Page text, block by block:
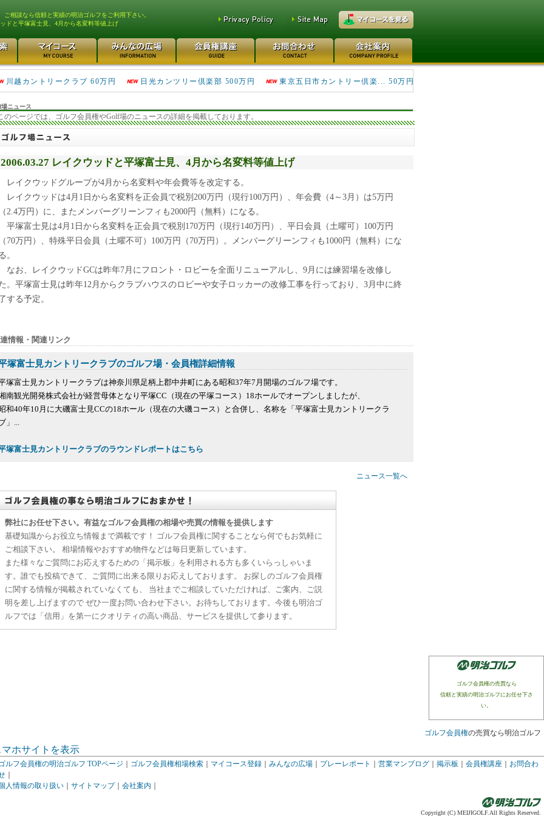
ご相談なら信頼と実績の明治ゴルフをご利用下さい。
ドと平塚富士見、4月から名変料等値上げ
津久井湖ゴルフ倶楽部 80万円 鴻巣カントリークラブ 70万円
キングフィールズゴルフク... 690万円
川越カントリークラブ 60万円
日光カンツリー倶楽部 500万円 東京五日市カントリー倶楽... 50万円
ニュース
のページでは、ゴルフ会員権やGolf場のニュースの詳細を掲載しております。
2006.03.27 レイクウッドと平塚富士見、4月から名変料等値上げ
イクウッドグループが4月から名変料や年会費等を改定する。
イクウッドは4月1日から名変料を正会員で税別200万円（現行100万円）、年会費（4～3月）は5万円
2.4万円）に、またメンバーグリーンフィも2000円（無料）になる。
塚富士見は4月1日から名変料を正会員で税別170万円（現行140万円）、平日会員（土曜可）100万円
70万円）、特殊平日会員（土曜不可）100万円（70万円）。メンバーグリーンフィも1000円（無料）にな
。
お、レイクウッドGCは昨年7月にフロント・ロビーを全面リニューアルし、9月には練習場を改修し
。平塚富士見は昨年12月からクラブハウスのロビーや女子ロッカーの改修工事を行っており、3月中に終
する予定。
情報・関連リンク
塚富士見カントリークラブのゴルフ場・会員権詳細情報
塚富士見カントリークラブは神奈川県足柄上郡中井町にある昭和37年7月開場のゴルフ場です。
南観光開発株式会社が経営母体となり平塚CC（現在の平塚コース）18ホールでオープンしましたが、
和40年10月に大磯富士見CCの18ホール（現在の大磯コース）と合併し、名称を「平塚富士見カントリークラ
」...
塚富士見カントリークラブのラウンドレポートはこちら
ニュース一覧へ
弊社にお任せ下さい。有益なゴルフ会員権の相場や売買の情報を提供します
基礎知識からお役立ち情報まで満載です！ ゴルフ会員権に関することなら何でもお気軽に
ご相談下さい。 相場情報やおすすめ物件などは毎日更新しています。
また様々なご質問にお応えするための「掲示板」を利用される方も多くいらっしゃいま
す。誰でも投稿できて、ご質問に出来る限りお応えしております。 お探しのゴルフ会員権
に関する情報が掲載されていなくても、 当社までご相談していただければ、ご案内、ご説
明を差し上げますので ぜひ一度お問い合わせ下さい。お待ちしております。今後も明治ゴ
ルフでは「信用」を第一にクオリティの高い商品、サービスを提供して参ります。
ゴルフ会員権の売買なら
信頼と実績の明治ゴルフにお任せ下さ
い。
ゴルフ会員権の売買なら明治ゴルフ
マホサイトを表示
ルフ会員権の明治ゴルフ TOPページ ゴルフ会員権相場検索 マイコース登録 みんなの広場 プレーレポート 営業マンブログ 掲示板 会員権講座
お問合わ
人情報の取り扱い
サイトマップ｜ 会社案内
Copyright (C) MEIJIGOLF.All Rights Reserved.